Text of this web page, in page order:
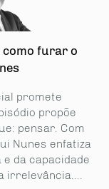
como furar o
promete
propõe
pensar. Com
Nunes enfatiza
da capacidade
irrelevância....